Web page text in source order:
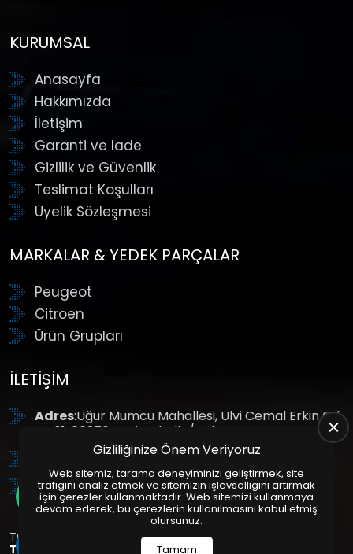
KURUMSAL
Anasayfa
Hakkımızda
İletişim
Garanti ve İade
Gizlilik ve Güvenlik
Teslimat Koşulları
Üyelik Sözleşmesi
MARKALAR & YEDEK PARÇALAR
Peugeot
Citroen
Ürün Grupları
İLETIŞIM
Adres:Uğur Mumcu Mahallesi, Ulvi Cemal Erkin Cd.
No:61, 06370 Yenimahalle/Ankara
: +90 (312) 354 8888
GSM: +90 (532) 343 4085
Tüm Hakları Saklıdır. | Bu site Us Yazılım
Tasarım
Paketleri ile Hazırlanmıştır. © 2025
Gizliliğinize Önem Veriyoruz
Web sitemiz, tarama deneyiminizi geliştirmek, site
trafiğini analiz etmek ve sitemizin işlevselliğini artırmak
için çerezler kullanmaktadır. Web sitemizi kullanmaya
devam ederek, bu çerezlerin kullanılmasını kabul etmiş
olursunuz.
Tamam